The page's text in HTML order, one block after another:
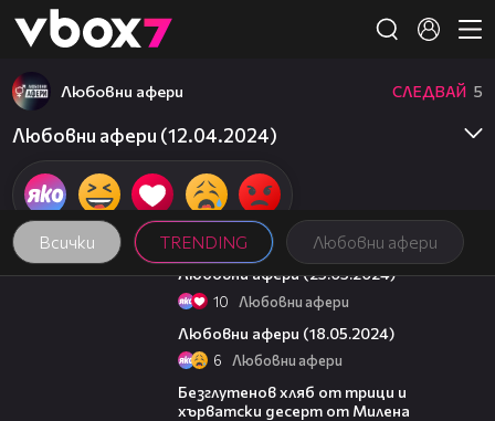
👾
Всички TRENDING Любовни афери
Любовни афери СЛЕДВАЙ 5
Любовни афери (12.04.2024)
43:50
Любовни афери (25.05.2024)
10 Любовни афери
Любовни афери (18.05.2024)
6 Любовни афери
Безглутенов хляб от трици и
хърватски десерт от Милена